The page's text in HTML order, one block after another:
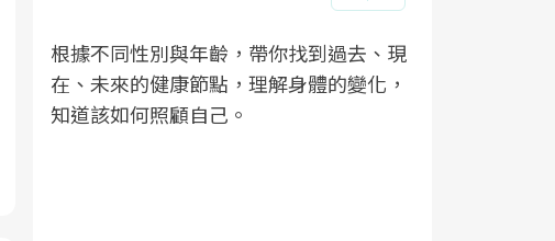
根據不同性別與年齡，帶你找到過去、現
在、未來的健康節點，理解身體的變化，
知道該如何照顧自己。